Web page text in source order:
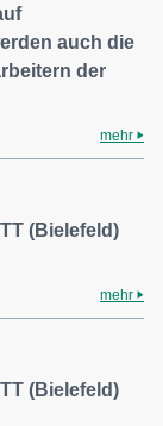
auch die
der
mehr
(Bielefeld)
mehr
(Bielefeld)